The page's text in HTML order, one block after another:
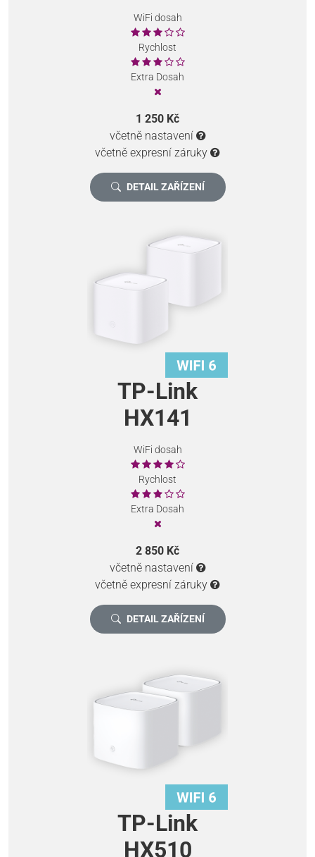
WiFi dosah
Rychlost
Extra Dosah
1 250 Kč
včetně nastavení
včetně expresní záruky
DETAIL ZAŘÍZENÍ
TP-Link
HX141
WiFi dosah
Rychlost
Extra Dosah
2 850 Kč
včetně nastavení
včetně expresní záruky
DETAIL ZAŘÍZENÍ
TP-Link
HX510